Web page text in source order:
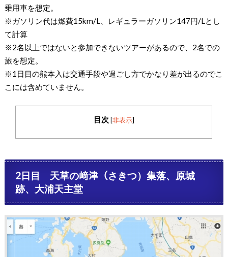
乗用車を想定。
※ガソリン代は燃費15km/L、レギュラーガソリン147円/Lとし
て計算
※2名以上ではないと参加できないツアーがあるので、2名での
旅を想定。
※1日目の熊本入は交通手段や過ごし方でかなり差が出るのでこ
こには含めていません。
目次 [非表示]
2日目 天草の﨑津（さきつ）集落、原城
跡、大浦天主堂